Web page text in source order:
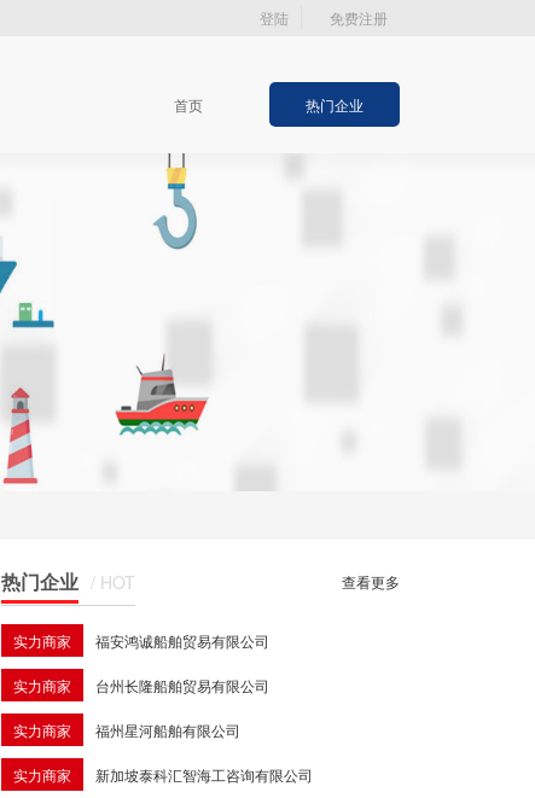
登陆 免费注册
首页 热门企业
热门企业 / HOT 查看更多
实力商家 福安鸿诚船舶贸易有限公司
实力商家 台州长隆船舶贸易有限公司
实力商家 福州星河船舶有限公司
实力商家 新加坡泰科汇智海工咨询有限公司